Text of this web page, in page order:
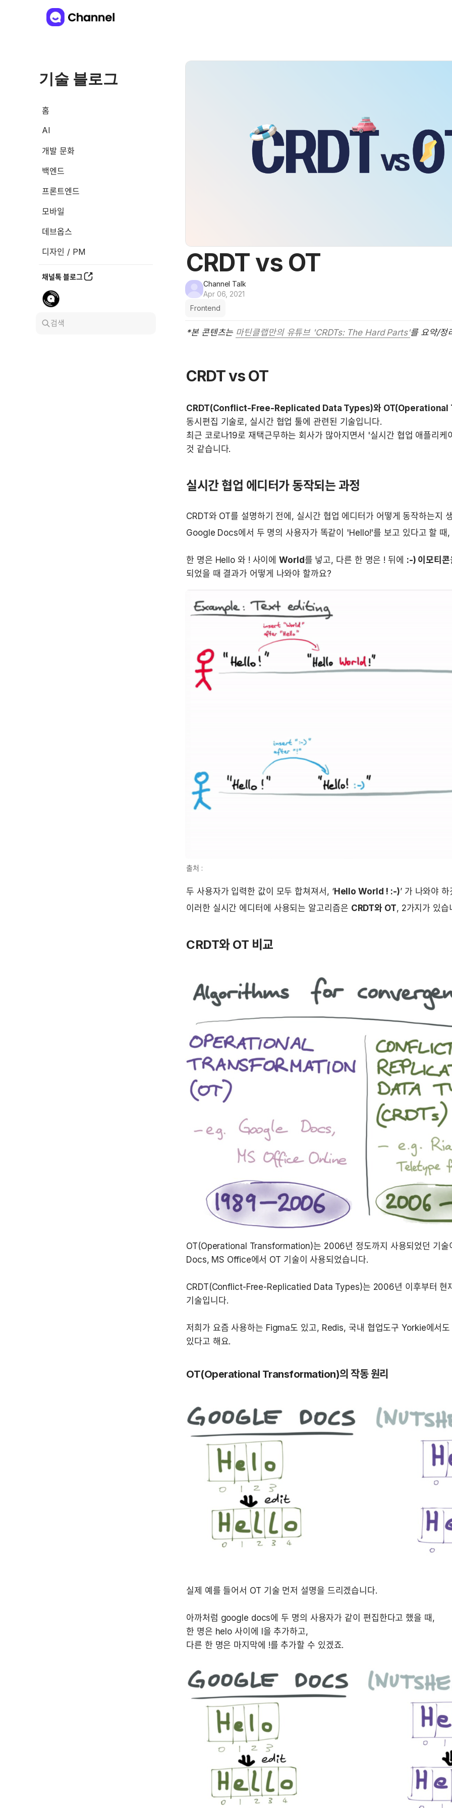
기술 블로그
홈
AI
개발 문화
백엔드
프론트엔드
모바일
데브옵스
디자인 / PM
채널톡 블로그
검색
CRDT vs OT
Channel Talk
Apr 06, 2021
Frontend
*본 콘텐츠는 마틴클랩만의 유튜브 'CRDTs: The Hard Parts'를 요약/정
CRDT vs OT
CRDT(Conflict-Free-Replicated Data Types)와
동시편집 기술로, 실시간 협업 툴에 관련된 기술입니다.
최근 코로나19로 재택근무하는 회사가 많아지면서 '실시간 협업 애플리케
것 같습니다.
실시간 협업 에디터가 동작되는 과정
CRDT와 OT를 설명하기 전에, 실시간 협업 에디터가 어떻게 동작하는지
한 명은 Hello 와 ! 사이에 World 를 넣고, 다른 한 명은 ! 뒤에 :-) 이모티콘
되었을 때 결과가 어떻게 나와야 할까요?
출처 :
두 사용자가 입력한 값이 모두 합쳐져서, ‘Hello World ! :-)’ 가 나와야 하
이러한 실시간 에디터에 사용되는 알고리즘은 CRDT와 OT, 2가지가 있
CRDT와 OT 비교
OT(Operational Transformation)는 2006년 정도까지 사용되었던 기술
CRDT(Conflict-Free-Replicatied Data Types)는 2006년 이후부터 현
저희가 요즘 사용하는 Figma도 있고, Redis, 국내 협업도구 Yorkie에서
있다고 해요.
OT(Operational Transformation)의 작동 원리
아까처럼 google docs에 두 명의 사용자가 같이 편집한다고 했을 때,
한 명은 helo 사이에 l을 추가하고,
다른 한 명은 마지막에 !를 추가할 수 있겠죠.